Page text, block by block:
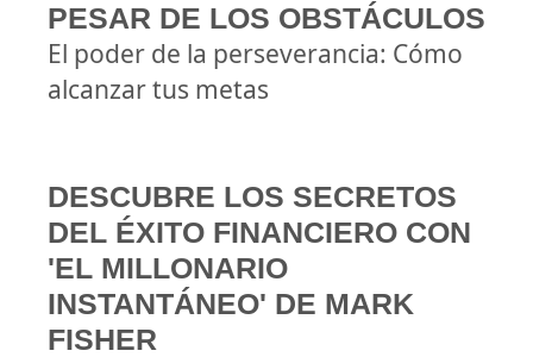
PESAR DE LOS OBSTÁCULOS
El poder de la perseverancia: Cómo
alcanzar tus metas
DESCUBRE LOS SECRETOS
DEL ÉXITO FINANCIERO CON
'EL MILLONARIO
INSTANTÁNEO' DE MARK
FISHER